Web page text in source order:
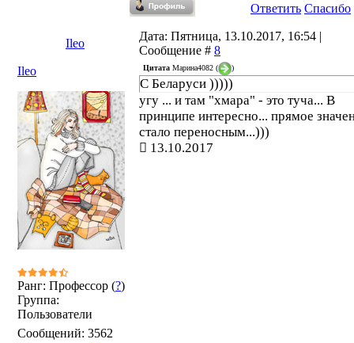
Ответить Спасибо
Ileo
Дата: Пятница, 13.10.2017, 16:54 |
Сообщение # 8
Ileo
Ранг: Профессор (?)
Группа:
Пользователи
Сообщений: 3562
Цитата Марина4082 ( )
С Беларуси )))))
угу ... и там "хмара" - это туча... В
принципе интересно... прямое
стало переносным...)))
13.10.2017